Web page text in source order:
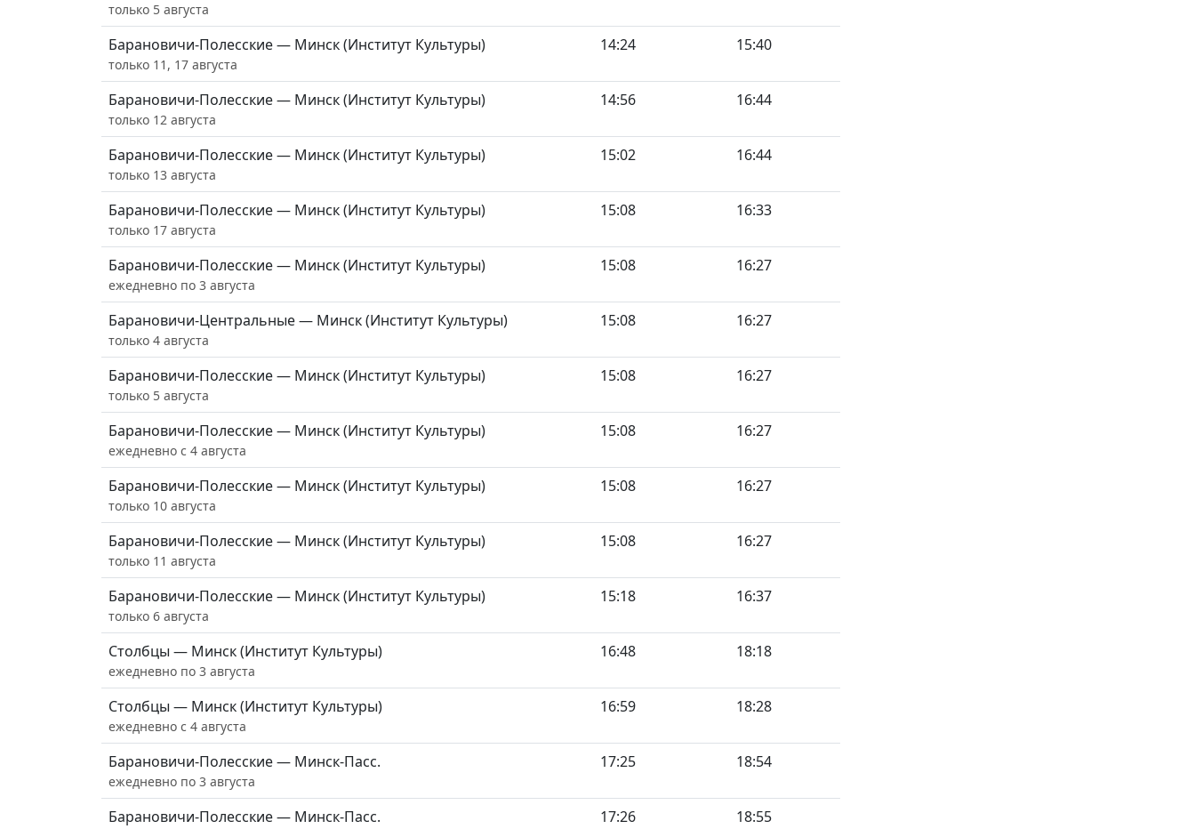
только 5 августа
Барановичи-Полесские — Минск (Институт Культуры)
только 11, 17 августа
14:24 15:40
Барановичи-Полесские — Минск (Институт Культуры)
только 12 августа
14:56 16:44
Барановичи-Полесские — Минск (Институт Культуры)
только 13 августа
15:02 16:44
Барановичи-Полесские — Минск (Институт Культуры)
только 17 августа
15:08 16:33
Барановичи-Полесские — Минск (Институт Культуры)
ежедневно по 3 августа
15:08 16:27
Барановичи-Центральные — Минск (Институт Культуры)
только 4 августа
15:08 16:27
Барановичи-Полесские — Минск (Институт Культуры)
только 5 августа
15:08 16:27
Барановичи-Полесские — Минск (Институт Культуры)
ежедневно с 4 августа
15:08 16:27
Барановичи-Полесские — Минск (Институт Культуры)
только 10 августа
15:08 16:27
Барановичи-Полесские — Минск (Институт Культуры)
только 11 августа
15:08 16:27
Барановичи-Полесские — Минск (Институт Культуры)
только 6 августа
15:18 16:37
Столбцы — Минск (Институт Культуры)
ежедневно по 3 августа
16:48 18:18
Столбцы — Минск (Институт Культуры)
ежедневно с 4 августа
16:59 18:28
Барановичи-Полесские — Минск-Пасс.
ежедневно по 3 августа
17:25 18:54
Барановичи-Полесские — Минск-Пасс. 17:26 18:55